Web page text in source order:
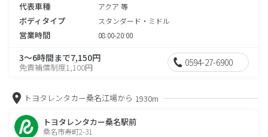
代表車種 アクア 等
ボディタイプ スタンダード・ミドル
営業時間 08:00-20:00
3～6時間まで7,150円
免責補償制度1,100円 0594-27-6900
トヨタレンタカー桑名江場から 1930m
トヨタレンタカー桑名駅前
桑名市寿町2-31